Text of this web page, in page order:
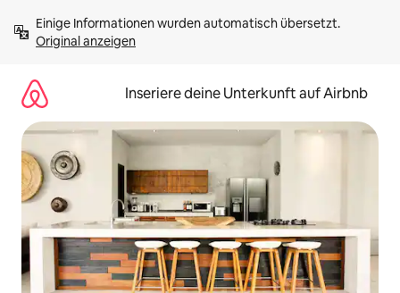
Inhalten
springenOriginal anzeigen
Inseriere deine Unterkunft auf Airbnb